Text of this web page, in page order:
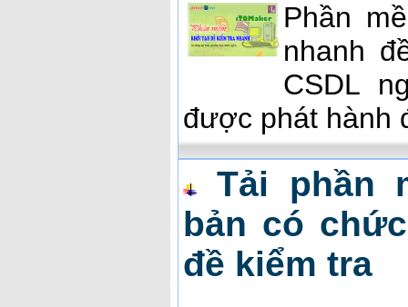
Phần
nhanh
CSDL
được phát hành
Tải phần
bản có
đề kiểm tra